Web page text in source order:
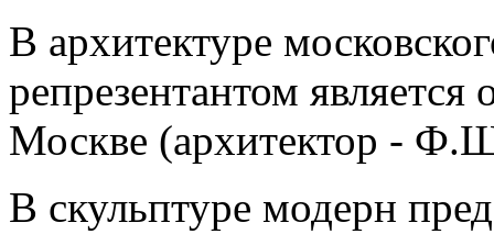
В архитектуре
репрезентантом
Москве (архитектор -
В скульптуре модерн